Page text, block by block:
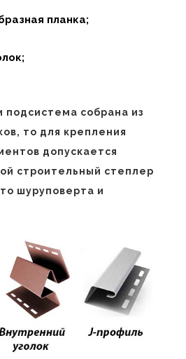
планка;
подсистема собрана из
то для крепления
допускается
строительный степлер
шуруповерта и